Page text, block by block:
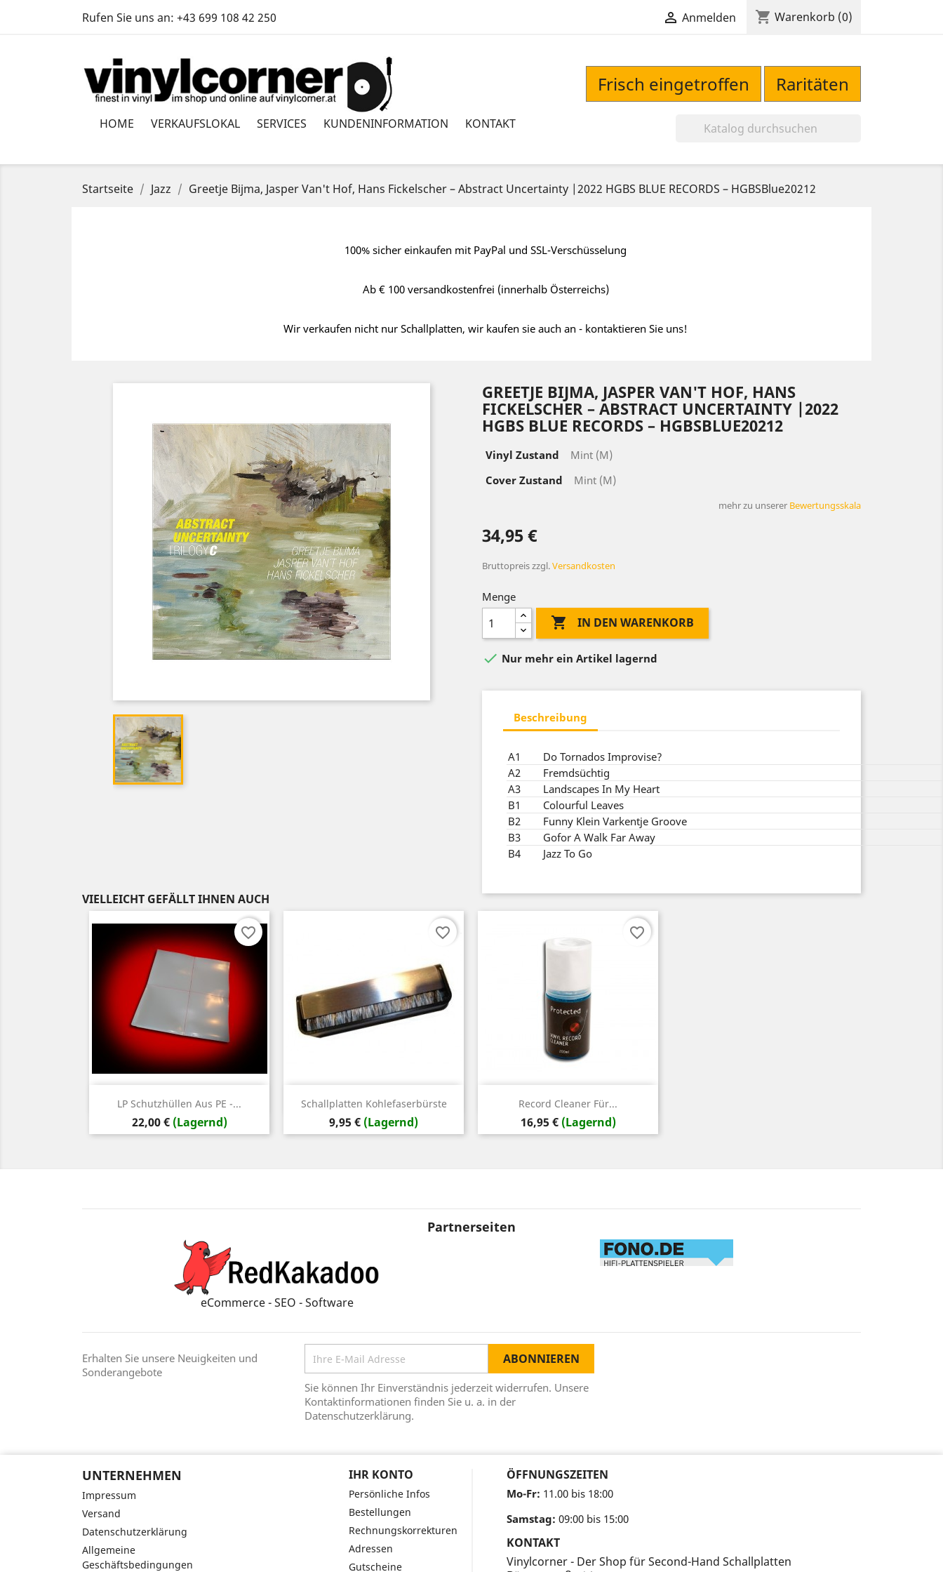
Rufen Sie uns an: +43 699 108 42 250  Anmelden shopping_cart Warenkorb (0)
Frisch eingetroffen Raritäten
HOME VERKAUFSLOKAL SERVICES KUNDENINFORMATION KONTAKT
Startseite Jazz Greetje Bijma, Jasper Van't Hof, Hans Fickelscher ‎– Abstract Uncertainty |2022 HGBS BLUE RECORDS ‎– HGBSBlue20212
100% sicher einkaufen mit PayPal und SSL-Verschüsselung
Ab € 100 versandkostenfrei (innerhalb Österreichs)
Wir verkaufen nicht nur Schallplatten, wir kaufen sie auch an - kontaktieren Sie uns!
GREETJE BIJMA, JASPER VAN'T HOF, HANS
FICKELSCHER ‎– ABSTRACT UNCERTAINTY |2022
HGBS BLUE RECORDS ‎– HGBSBLUE20212
Vinyl Zustand
Mint (M)
Cover Zustand
Mint (M)
mehr zu unserer Bewertungsskala
34,95 €
Bruttopreiszzgl.Versandkosten
Menge
 IN DEN WARENKORB
 Nur mehr ein Artikel lagernd
Beschreibung
A1
Do Tornados Improvise?
A2
Fremdsüchtig
A3
Landscapes In My Heart
B1
Colourful Leaves
B2
Funny Klein Varkentje Groove
B3
Gofor A Walk Far Away
B4
Jazz To Go
VIELLEICHT GEFÄLLT IHNEN AUCH
LP Schutzhüllen Aus PE -...
Preis
22,00 € (Lagernd)
Vorschau
favorite_border
Schallplatten Kohlefaserbürste
Preis
9,95 € (Lagernd)
Vorschau
favorite_border
Record Cleaner Für...
Preis
16,95 € (Lagernd)
Vorschau
favorite_border
Partnerseiten
eCommerce - SEO - Software
Erhalten Sie unsere Neuigkeiten und
Sonderangebote
Sie können Ihr Einverständnis jederzeit widerrufen. Unsere
Kontaktinformationen finden Sie u. a. in der
Datenschutzerklärung.
UNTERNEHMEN
Impressum
Versand
Datenschutzerklärung
Allgemeine
Geschäftsbedingungen
IHR KONTO
Persönliche Infos
Bestellungen
Rechnungskorrekturen
Adressen
Gutscheine
ÖFFNUNGSZEITEN
Mo-Fr: 11.00 bis 18:00
Samstag: 09:00 bis 15:00
KONTAKT
Vinylcorner - Der Shop für Second-Hand Schallplatten